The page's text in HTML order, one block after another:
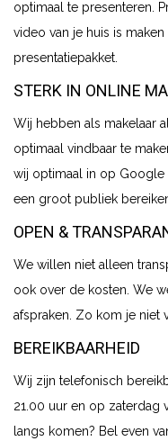
optimaal te presenteren.
video van je huis is
presentatiepakket.
STERK IN ONLINE
Wij hebben als makelaar
optimaal vindbaar te
wij optimaal in op Google
een groot publiek
OPEN &
We willen niet alleen
ook over de kosten. We
afspraken. Zo kom je niet
BEREIKBAARHEID
Wij zijn telefonisch
21.00 uur en op zaterdag
langs komen? Bel even